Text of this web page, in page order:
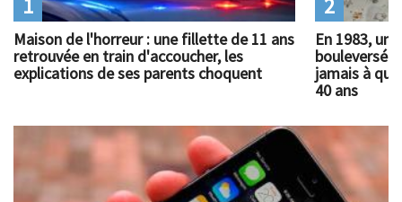
Maison de l'horreur : une fillette de 11 ans
retrouvée en train d'accoucher, les
explications de ses parents choquent
1
En 1983, un
bouleversé
jamais à
40 ans
2